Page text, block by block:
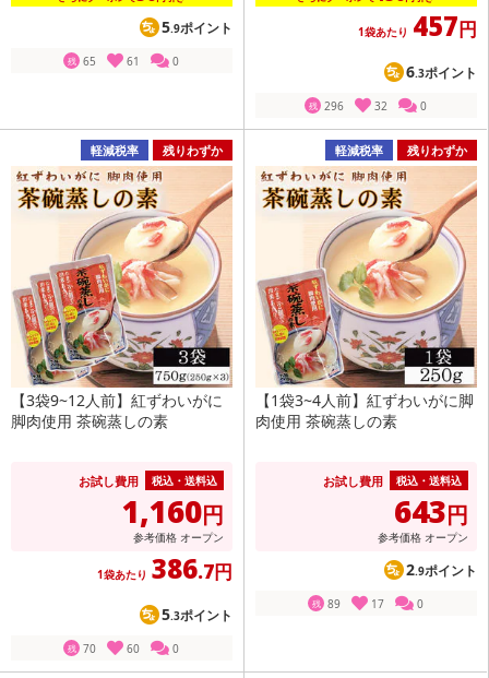
5.9ポイント
残 65 61 0
1袋あたり 457円
6.3ポイント
残 296 32 0
軽減税率 残りわずか
【3袋9~12人前】紅ずわいがに
脚肉使用 茶碗蒸しの素
お試し費用 税込・送料込
1,160円
参考価格 オープン
1袋あたり 386.7円
5.3ポイント
残 70 60 0
軽減税率 残りわずか
【1袋3~4人前】紅ずわいがに脚
肉使用 茶碗蒸しの素
お試し費用 税込・送料込
643円
参考価格 オープン
2.9ポイント
残 89 17 0